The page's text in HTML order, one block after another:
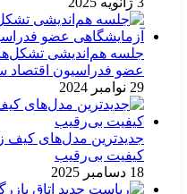
جلسه هم‌اندیشی
عضو فدراسیون اقتصاد
29 نوامبر 2024
کیفیت بی‌رقیب
18 دسامبر 2025